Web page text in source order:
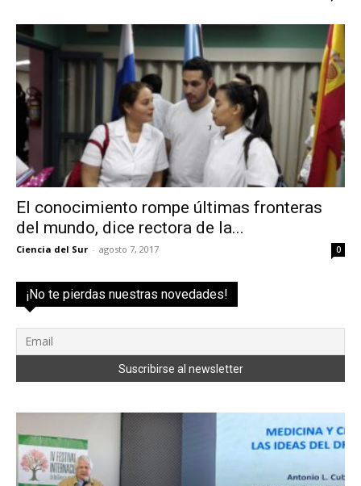
El conocimiento rompe últimas fronteras
del mundo, dice rectora de la...
Ciencia del Sur - agosto 7, 2017 0
¡No te pierdas nuestras novedades!